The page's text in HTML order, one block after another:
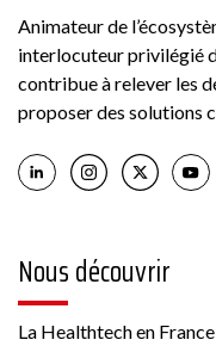
Animateur de
interlocuteur privilégié
contribue à relever les
proposer des solutions
Nous découvrir
La Healthtech en France